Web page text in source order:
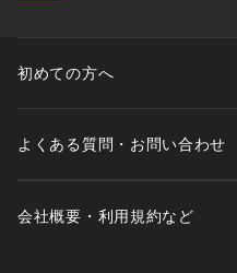
初めての方へ
よくある質問・お問い合わせ
会社概要・利用規約など